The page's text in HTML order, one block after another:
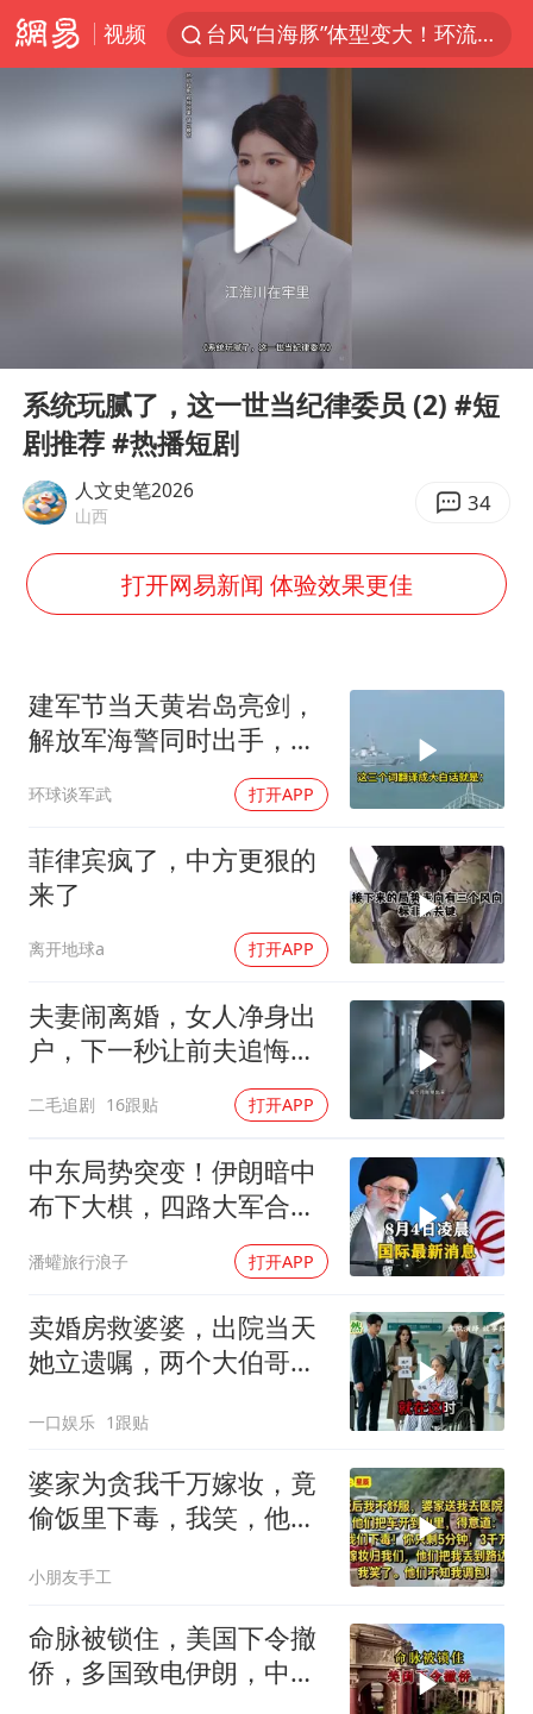
视频
台风“白海豚”体型变大！环流面积接近13个浙江那么大
汪峰阻止14岁女儿买大牌
四川宜宾市高县发生4.9级地震
公司“上四休三”但要降薪1000元
改名后的“青海拉面”店
东方之约 相约未来
Play
系统玩腻了，这一世当纪律委员 (2) #短
剧推荐 #热播短剧
人文史笔2026
山西 34
打开网易新闻 体验效果更佳
建军节当天黄岩岛亮剑，
解放军海警同时出手，菲
律宾的挑衅该收场了
环球谈军武 打开APP
菲律宾疯了，中方更狠的
来了
离开地球a 打开APP
夫妻闹离婚，女人净身出
户，下一秒让前夫追悔莫
二毛追剧 16跟贴 打开APP
中东局势突变！伊朗暗中
布下大棋，四路大军合
围，特朗普面临死局
潘蠸旅行浪子 打开APP
卖婚房救婆婆，出院当天
她立遗嘱，两个大伯哥傻
一口娱乐 1跟贴
婆家为贪我千万嫁妆，竟
偷饭里下毒，我笑，他们
小朋友手工
命脉被锁住，美国下令撤
侨，多国致电伊朗，中国